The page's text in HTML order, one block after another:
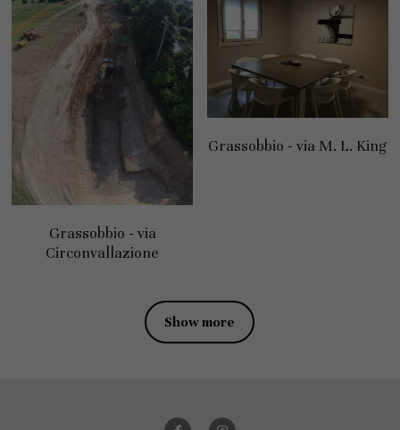
Grassobbio - via
Circonvallazione
Grassobbio - via M. L. King
Show more